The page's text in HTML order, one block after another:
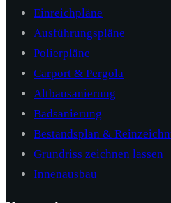
Einreichpläne
Ausführungspläne
Polierpläne
Carport & Pergola
Altbausanierung
Badsanierung
Bestandsplan &
Grundriss zeichnen lassen
Innenausbau